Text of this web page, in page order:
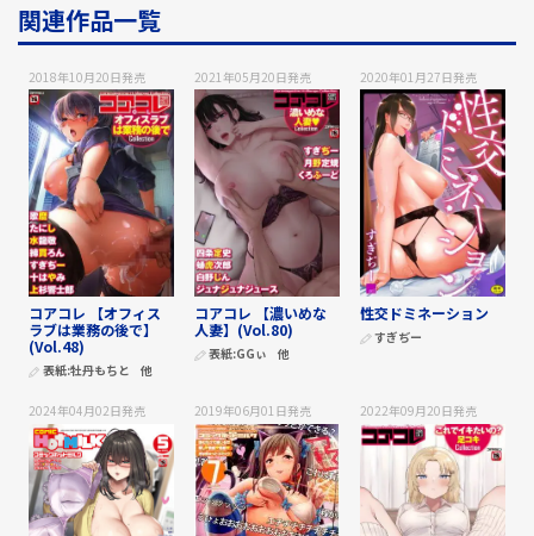
関連作品一覧
2018年10月20日発売
コアコレ 【オフィス
ラブは業務の後で】
(Vol.48)
表紙:牡丹もちと 他
2021年05月20日発売
コアコレ 【濃いめな
人妻】(Vol.80)
表紙:GGぃ 他
2020年01月27日発売
性交ドミネーション
すぎぢー
2024年04月02日発売 2019年06月01日発売 2022年09月20日発売